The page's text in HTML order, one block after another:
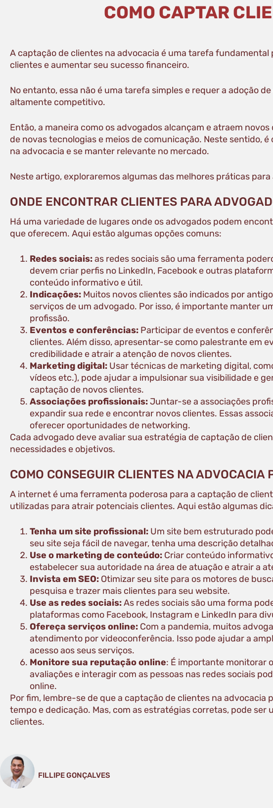
COMO CAPTAR
A captação de clientes na advocacia é uma tarefa
clientes e aumentar seu sucesso financeiro.
No entanto, essa não é uma tarefa simples e requer a adoção
altamente competitivo.
Então, a maneira como os advogados alcançam e atraem
de novas tecnologias e meios de comunicação. Neste sentido,
na advocacia e se manter relevante no mercado.
Neste artigo, exploraremos algumas das melhores práticas
ONDE ENCONTRAR CLIENTES PARA
Há uma variedade de lugares onde os advogados podem
que oferecem. Aqui estão algumas opções comuns:
Redes sociais:as redes sociais são uma ferramenta
devem criar perfis no LinkedIn, Facebook e outras
conteúdo informativo e útil.
Indicações: Muitos novos clientes são indicados por
serviços de um advogado. Por isso, é importante manter
profissão.
Eventos e conferências: Participar de eventos e
clientes. Além disso, apresentar-se como palestrante em
credibilidade e atrair a atenção de novos clientes.
Marketing digital: Usar técnicas de marketing digital,
vídeos etc.), pode ajudar a impulsionar sua visibilidade e
captação de novos clientes.
Associações profissionais:Juntar-se a associações
expandir sua rede e encontrar novos clientes. Essas
oferecer oportunidades de networking.
Cada advogado deve avaliar sua estratégia de captação de
necessidades e objetivos.
COMO CONSEGUIR CLIENTES NA ADVOCACIA
A internet é uma ferramenta poderosa para a captação de
utilizadas para atrair potenciais clientes. Aqui estão algumas
Tenha um site profissional: Um site bem estruturado
seu site seja fácil de navegar, tenha uma descrição
Use o marketing de conteúdo: Criar conteúdo
estabelecer sua autoridade na área de atuação e atrair a
Invista em SEO: Otimizar seu site para os motores de
pesquisa e trazer mais clientes para seu website.
Use as redes sociais:As redes sociais são uma forma
plataformas como Facebook, Instagram e LinkedIn para
Ofereça serviços online: Com a pandemia, muitos
atendimento por videoconferência. Isso pode ajudar a
acesso aos seus serviços.
Monitore sua reputação online: É importante monitorar
avaliações e interagir com as pessoas nas redes sociais
online.
Por fim, lembre-se de que a captação de clientes na
tempo e dedicação. Mas, com as estratégias corretas, pode
clientes.
FILLIPE GONÇALVES